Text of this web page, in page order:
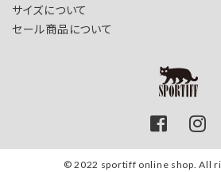
サイズについて
セール商品について
© 2022 sportiff online shop. All